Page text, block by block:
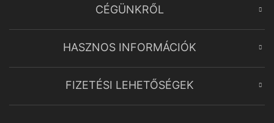
CÉGÜNKRŐL
HASZNOS INFORMÁCIÓK
FIZETÉSI LEHETŐSÉGEK